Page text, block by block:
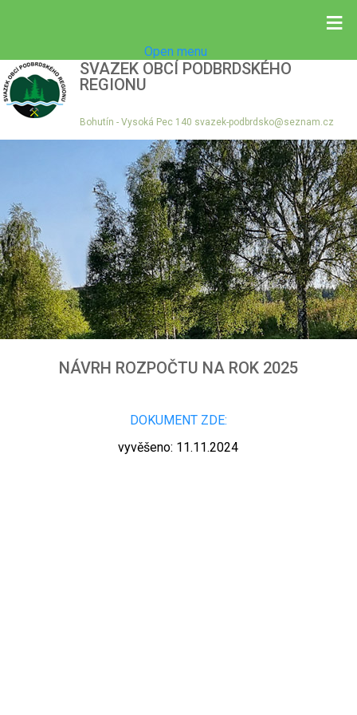
≡
Open menu
SVAZEK OBCÍ PODBRDSKÉHO
REGIONU
Bohutín - Vysoká Pec 140 svazek-podbrdsko@seznam.cz
NÁVRH ROZPOČTU NA ROK 2025
DOKUMENT ZDE:
vyvěšeno: 11.11.2024